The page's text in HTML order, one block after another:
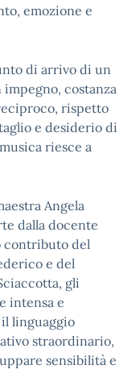
emozione e
di arrivo di un
costanza
rispetto
e desiderio di
riesce a
Angela
dalla docente
contributo del
e del
, gli
intensa e
linguaggio
straordinario,
sensibilità e